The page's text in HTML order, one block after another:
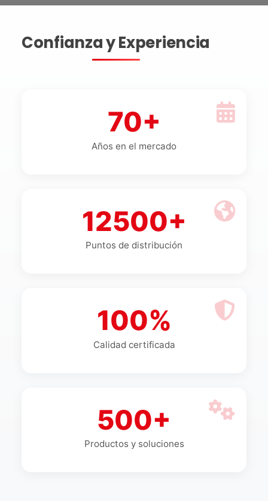
Confianza y Experiencia
70+
Años en el mercado
12500+
Puntos de distribución
100%
Calidad certificada
500+
Productos y soluciones